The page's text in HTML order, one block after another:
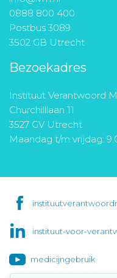
0888 800 400
Postbus 3089
3502 GB Utrecht
Bezoekadres
Instituut Verantwoord
Churchilllaan 11
3527 GV Utrecht
Maandag t/m vrijdag:
instituut-voor-
medicijngebruik